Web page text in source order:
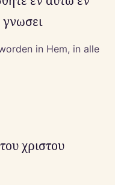
in Hem, in alle
χριστου